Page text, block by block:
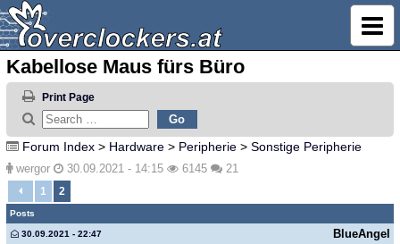
Kabellose Maus fürs Büro
Print Page
Forum Index > Hardware > Peripherie > Sonstige Peripherie
wergor 30.09.2021 - 14:15 6145 21
1 2
Posts
BlueAngel
30.09.2021 - 22:47